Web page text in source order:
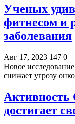
Ученых
фитнесом и
заболевания
Авг 17, 2023 147 0
Новое
снижает угрозу
Активность
достигает